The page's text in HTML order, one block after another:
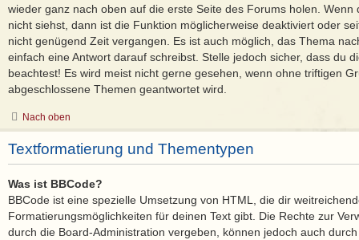
wieder ganz nach oben auf die erste Seite des Forums holen.
nicht siehst, dann ist die Funktion möglicherweise deaktiviert oder
nicht genügend Zeit vergangen. Es ist auch möglich, das Thema
einfach eine Antwort darauf schreibst. Stelle jedoch sicher, dass du
beachtest! Es wird meist nicht gerne gesehen, wenn ohne triftigen
abgeschlossene Themen geantwortet wird.
Nach oben
Textformatierung und Thementypen
Was ist BBCode?
BBCode ist eine spezielle Umsetzung von HTML, die dir
Formatierungsmöglichkeiten für deinen Text gibt. Die Rechte zur
durch die Board-Administration vergeben, können jedoch auch